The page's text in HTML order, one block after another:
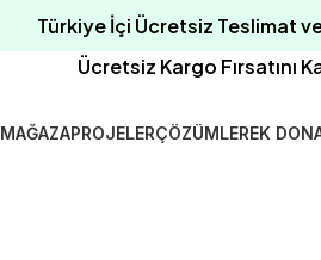
Ücretsiz Kargo Fırsatını
MAĞAZAPROJELERÇÖZÜMLEREK
Türkiye İçi Ücretsiz Teslimat ve